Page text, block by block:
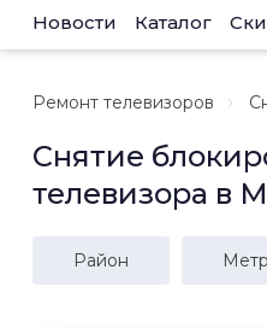
Новости Каталог
Ремонт телевизоров
Снятие
телевизора в
Район